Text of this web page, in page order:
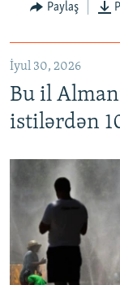
Paylaş
İyul 30, 2026
Bu il
istilərdən